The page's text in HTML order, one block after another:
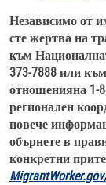
Независимо от
сте жертва на
към
373-7888 или
отношенияна 1-
регионален
повече
обърнете в
конкретни